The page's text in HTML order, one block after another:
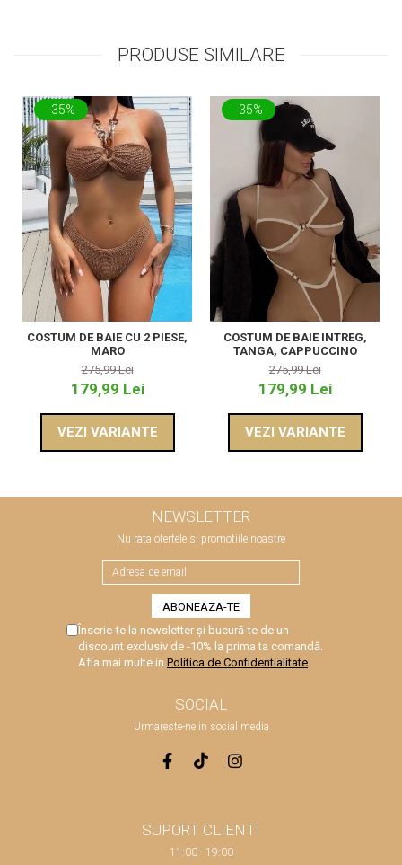
PRODUSE SIMILARE
-35%
COSTUM DE BAIE CU 2 PIESE,
MARO
275,99 Lei
179,99 Lei
VEZI VARIANTE
-35%
COSTUM DE BAIE INTREG,
TANGA, CAPPUCCINO
275,99 Lei
179,99 Lei
VEZI VARIANTE
NEWSLETTER
Nu rata ofertele si promotiile noastre
Înscrie-te la newsletter și bucură-te de un
discount exclusiv de -10% la prima ta comandă.
Afla mai multe in Politica de Confidentialitate
SOCIAL
Urmareste-ne in social media
SUPORT CLIENTI
11:00 - 19:00